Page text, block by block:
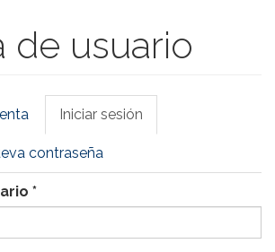
de usuario
Iniciar sesión
activa)
contraseña
*